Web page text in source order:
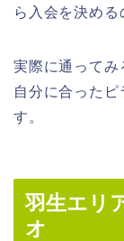
ら入会を決める
実際に通ってみ
自分に合ったピ
す。
羽生エリ
オ